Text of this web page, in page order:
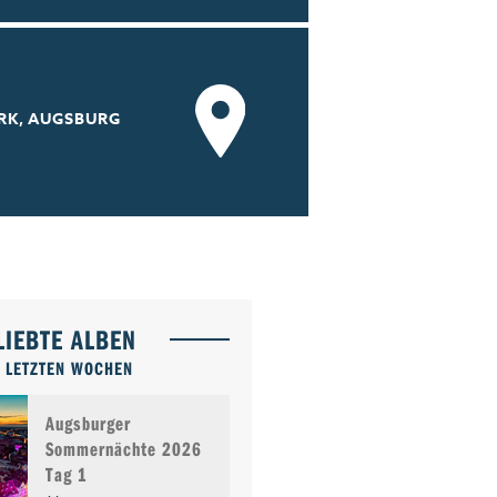
AUGSBURG
ALBEN
WOCHEN
Augsburger
Sommernächte 2026
Tag 1